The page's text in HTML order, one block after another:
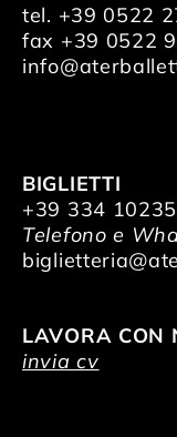
tel. +39 0522
fax +39 0522
BIGLIETTI
+39 334
Telefono e
LAVORA CON
invia cv